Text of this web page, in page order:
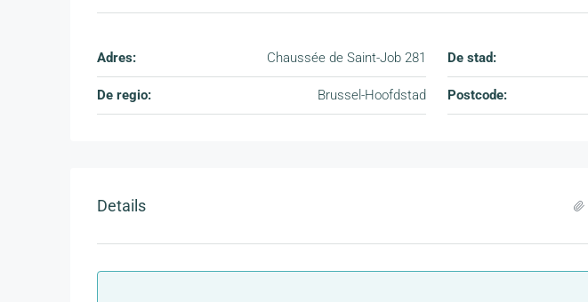
Adres: Chaussée de Saint-Job 281 De stad:
De regio: Brussel-Hoofdstad Postcode:
Details